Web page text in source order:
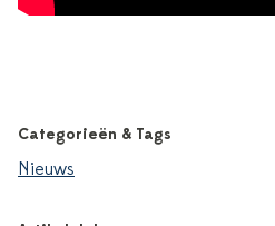
Categorieën & Tags
Nieuws